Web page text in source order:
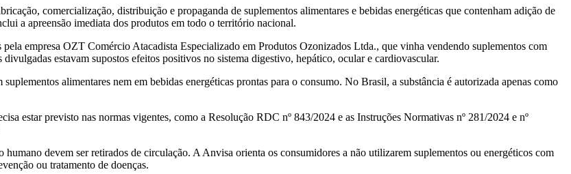
comercialização, distribuição e propaganda de suplementos alimentares e bebidas energéticas que contenham adição de
a apreensão imediata dos produtos em todo o território nacional.
empresa OZT Comércio Atacadista Especializado em Produtos Ozonizados Ltda., que vinha vendendo suplementos com
estavam supostos efeitos positivos no sistema digestivo, hepático, ocular e cardiovascular.
alimentares nem em bebidas energéticas prontas para o consumo. No Brasil, a substância é autorizada apenas como
estar previsto nas normas vigentes, como a Resolução RDC nº 843/2024 e as Instruções Normativas nº 281/2024 e nº
devem ser retirados de circulação. A Anvisa orienta os consumidores a não utilizarem suplementos ou energéticos com
ou tratamento de doenças.